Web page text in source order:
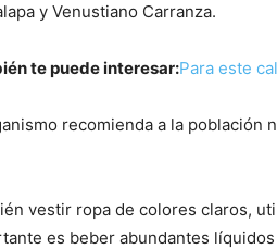
y Venustiano Carranza.
te puede interesar:Para este
recomienda a la población
vestir ropa de colores claros,
es beber abundantes